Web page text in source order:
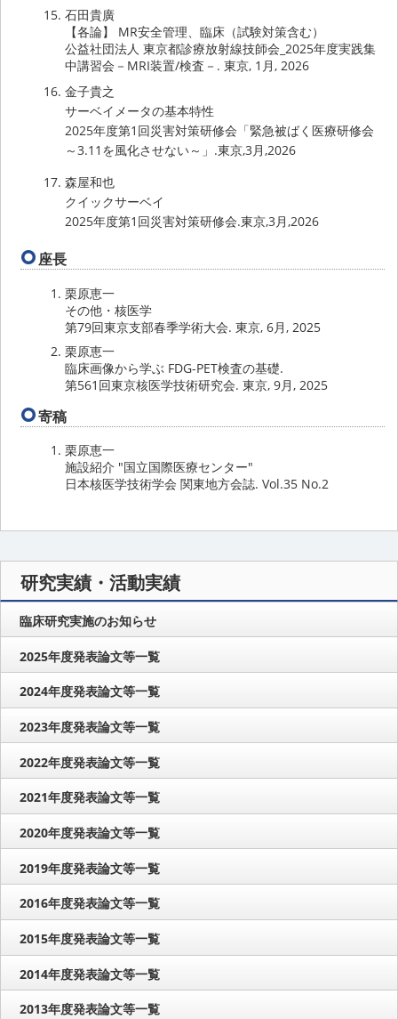
石田貴廣
【各論】 MR安全管理、臨床（試験対策含む）
公益社団法人 東京都診療放射線技師会_2025年度実践集
中講習会－MRI装置/検査－. 東京, 1月, 2026
金子貴之
サーベイメータの基本特性
2025年度第1回災害対策研修会「緊急被ばく医療研修会
～3.11を風化させない～」.東京,3月,2026
森屋和也
クイックサーベイ
2025年度第1回災害対策研修会.東京,3月,2026
座長
栗原恵一
その他・核医学
第79回東京支部春季学術大会. 東京, 6月, 2025
栗原恵一
臨床画像から学ぶ FDG-PET検査の基礎.
第561回東京核医学技術研究会. 東京, 9月, 2025
寄稿
栗原恵一
施設紹介 "国立国際医療センター"
日本核医学技術学会 関東地方会誌. Vol.35 No.2
研究実績・活動実績
臨床研究実施のお知らせ
2025年度発表論文等一覧
2024年度発表論文等一覧
2023年度発表論文等一覧
2022年度発表論文等一覧
2021年度発表論文等一覧
2020年度発表論文等一覧
2019年度発表論文等一覧
2016年度発表論文等一覧
2015年度発表論文等一覧
2014年度発表論文等一覧
2013年度発表論文等一覧